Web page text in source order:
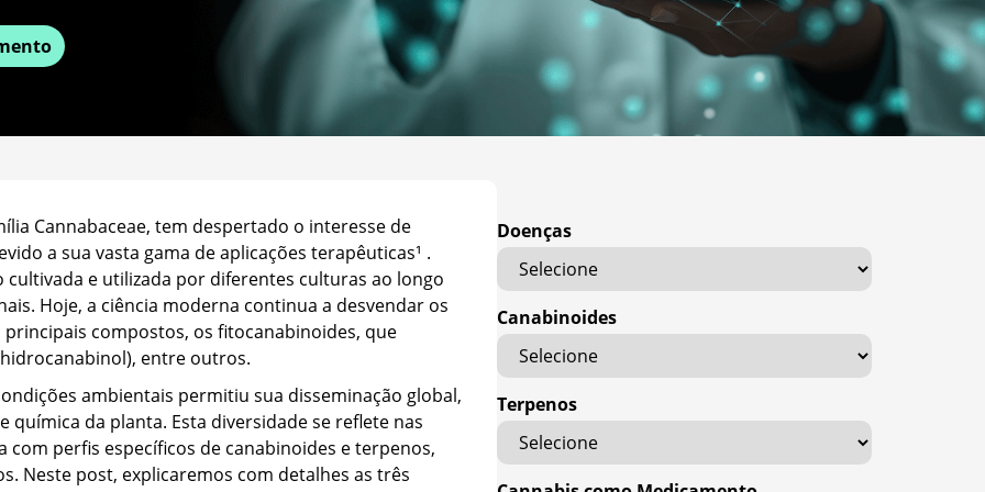
Cannabaceae, tem despertado o interesse de
a sua vasta gama de aplicações terapêuticas¹ .
cultivada e utilizada por diferentes culturas ao longo
Hoje, a ciência moderna continua a desvendar os
compostos, os fitocanabinoides, que
entre outros.
ambientais permitiu sua disseminação global,
da planta. Esta diversidade se reflete nas
perfis específicos de canabinoides e terpenos,
Neste post, explicaremos com detalhes as três
Doenças
Canabinoides
Terpenos